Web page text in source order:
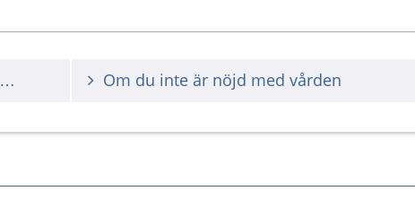
Reportage: Att leva med ärftlig risk för bröstcancer Om du inte är nöjd med vården